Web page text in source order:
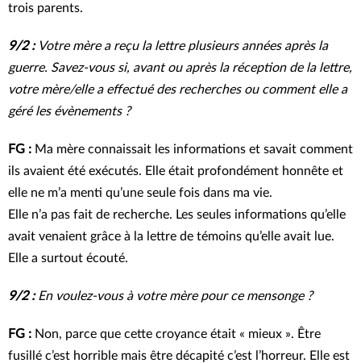
trois parents.
9/2 : Votre mère a reçu la lettre plusieurs années après la
guerre. Savez-vous si, avant ou après la réception de la lettre,
votre mère/elle a effectué des recherches ou comment elle a
géré les évènements ?
FG : Ma mère connaissait les informations et savait comment
ils avaient été exécutés. Elle était profondément honnête et
elle ne m’a menti qu’une seule fois dans ma vie.
Elle n’a pas fait de recherche. Les seules informations qu’elle
avait venaient grâce à la lettre de témoins qu’elle avait lue.
Elle a surtout écouté.
9/2 :En voulez-vous à votre mère pour ce mensonge ?
FG : Non, parce que cette croyance était « mieux ». Être
fusillé c’est horrible mais être décapité c’est l’horreur. Elle est